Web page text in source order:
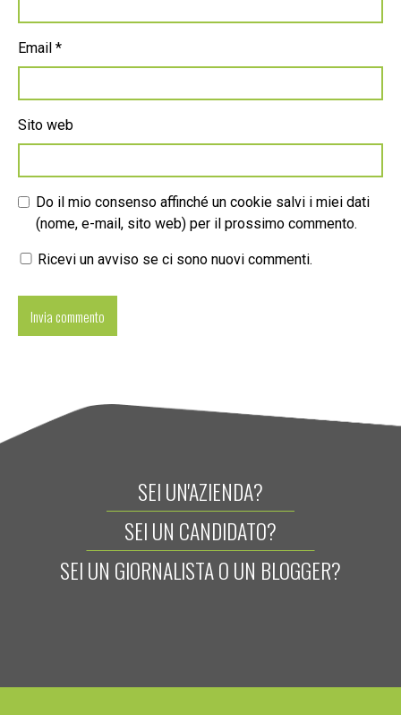
Email *
Sito web
Do il mio consenso affinché un cookie salvi i miei dati
(nome, e-mail, sito web) per il prossimo commento.
Ricevi un avviso se ci sono nuovi commenti.
SEI UN'AZIENDA?
SEI UN CANDIDATO?
SEI UN GIORNALISTA O UN BLOGGER?